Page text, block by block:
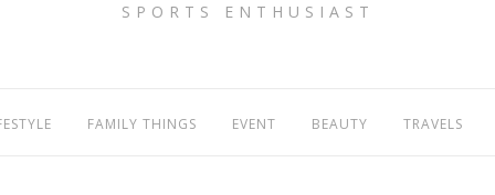
SPORTS ENTHUSIAST
FAMILY THINGS EVENT BEAUTY TRAVELS